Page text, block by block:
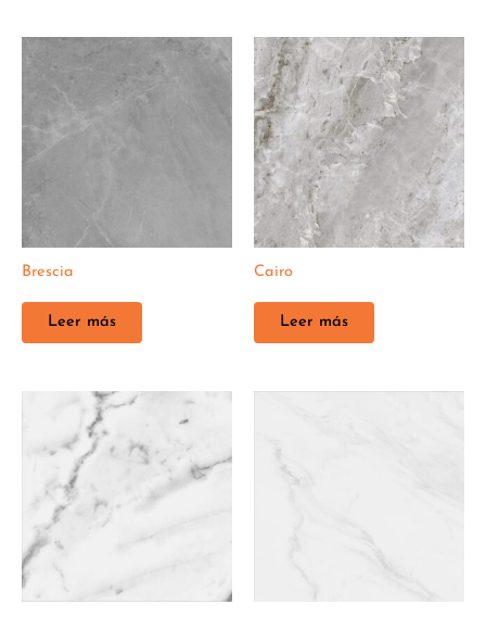
Brescia
Leer más
Cairo
Leer más